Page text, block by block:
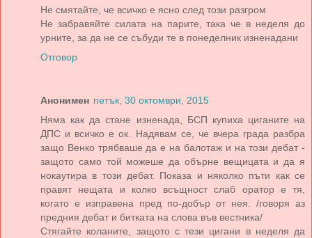
Не смятайте, че всичко е ясно след този разгром
Не забравяйте силата на парите, така че в неделя до
урните, за да не се събуди те в понеделник изненадани
Отговор
Анонимен петък, 30 октомври, 2015
Няма как да стане изненада, БСП купиха циганите на
ДПС и всичко е ок. Надявам се, че вчера града разбра
защо Венко трябваше да е на балотаж и на този дебат -
защото само той можеше да обърне вещицата и да я
нокаутира в този дебат. Показа и няколко пъти как се
правят нещата и колко всъщност слаб оратор е тя,
когато е изправена пред по-добър от нея. /говоря аз
предния дебат и битката на слова във вестника/
Стягайте коланите, защото с тези цигани в неделя да